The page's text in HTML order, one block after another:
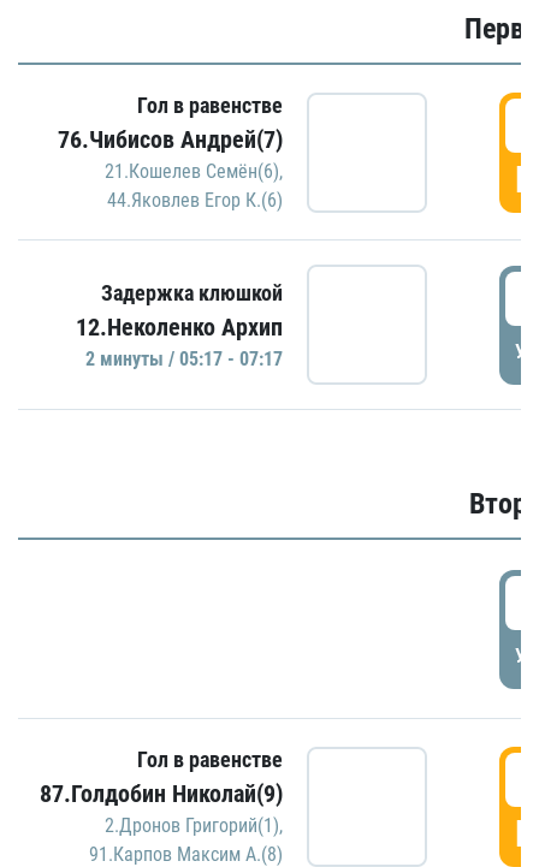
Гол в равенстве
76.Чибисов Андрей(7)
21.Кошелев Семён(6),
44.Яковлев Егор К.(6)
Задержка клюшкой
12.Неколенко Архип
2 минуты / 05:17 - 07:17
Гол в равенстве
87.Голдобин Николай(9)
2.Дронов Григорий(1),
91.Карпов Максим А.(8)